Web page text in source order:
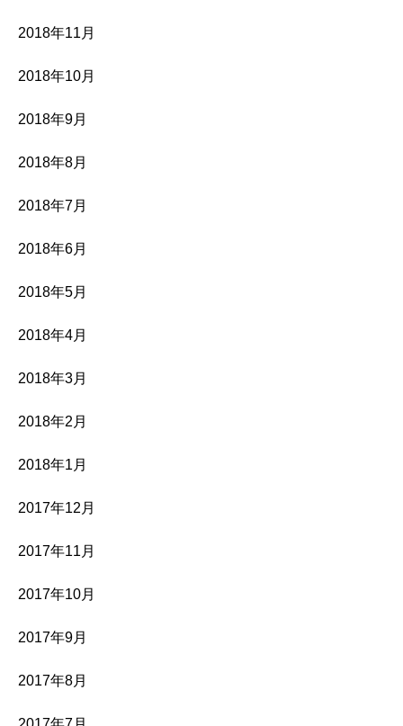
2018年11月
2018年10月
2018年9月
2018年8月
2018年7月
2018年6月
2018年5月
2018年4月
2018年3月
2018年2月
2018年1月
2017年12月
2017年11月
2017年10月
2017年9月
2017年8月